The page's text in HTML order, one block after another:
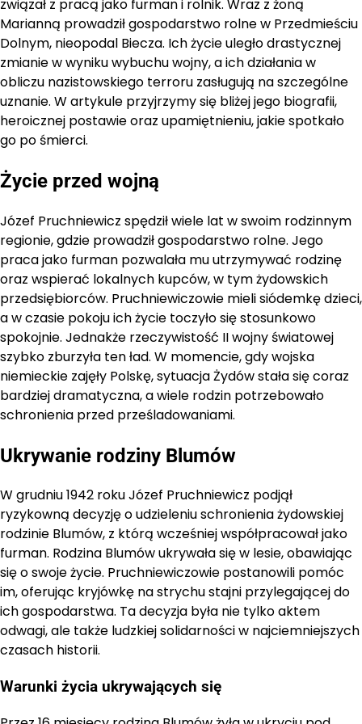
związał z pracą jako furman i rolnik. Wraz z żoną
Marianną prowadził gospodarstwo rolne w Przedmieściu
Dolnym, nieopodal Biecza. Ich życie uległo drastycznej
zmianie w wyniku wybuchu wojny, a ich działania w
obliczu nazistowskiego terroru zasługują na szczególne
uznanie. W artykule przyjrzymy się bliżej jego biografii,
heroicznej postawie oraz upamiętnieniu, jakie spotkało
go po śmierci.
Życie przed wojną
Józef Pruchniewicz spędził wiele lat w swoim rodzinnym
regionie, gdzie prowadził gospodarstwo rolne. Jego
praca jako furman pozwalała mu utrzymywać rodzinę
oraz wspierać lokalnych kupców, w tym żydowskich
przedsiębiorców. Pruchniewiczowie mieli siódemkę dzieci,
a w czasie pokoju ich życie toczyło się stosunkowo
spokojnie. Jednakże rzeczywistość II wojny światowej
szybko zburzyła ten ład. W momencie, gdy wojska
niemieckie zajęły Polskę, sytuacja Żydów stała się coraz
bardziej dramatyczna, a wiele rodzin potrzebowało
schronienia przed prześladowaniami.
Ukrywanie rodziny Blumów
W grudniu 1942 roku Józef Pruchniewicz podjął
ryzykowną decyzję o udzieleniu schronienia żydowskiej
rodzinie Blumów, z którą wcześniej współpracował jako
furman. Rodzina Blumów ukrywała się w lesie, obawiając
się o swoje życie. Pruchniewiczowie postanowili pomóc
im, oferując kryjówkę na strychu stajni przylegającej do
ich gospodarstwa. Ta decyzja była nie tylko aktem
odwagi, ale także ludzkiej solidarności w najciemniejszych
czasach historii.
Warunki życia ukrywających się